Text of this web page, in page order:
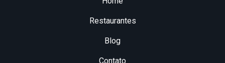
Restaurantes
Blog
Contato